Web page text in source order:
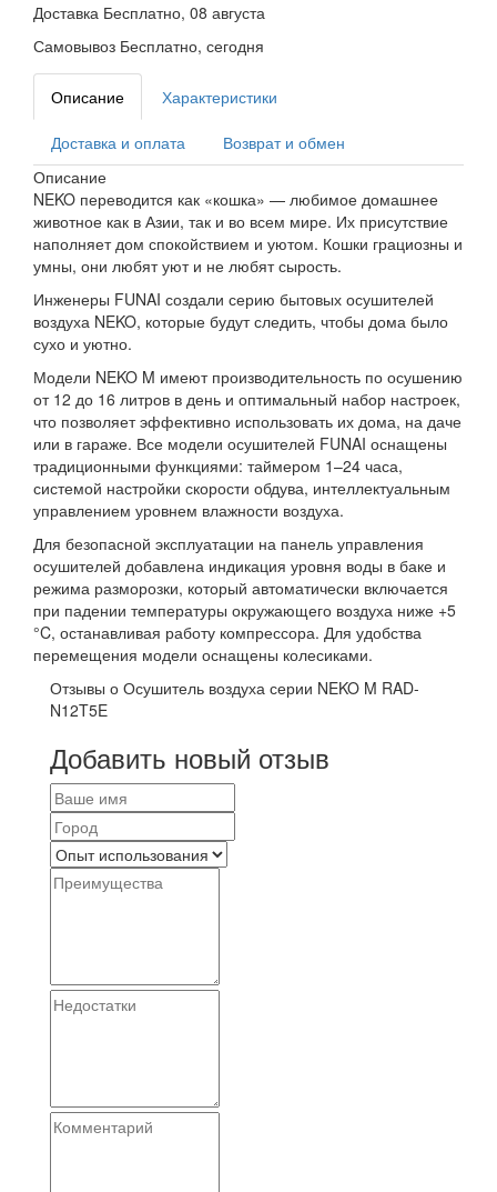
Доставка Бесплатно, 08 августа
Самовывоз Бесплатно, сегодня
Описание Характеристики
Доставка и оплата
Возврат и обмен
Описание
NEKO переводится как «кошка» — любимое домашнее
животное как в Азии, так и во всем мире. Их присутствие
наполняет дом спокойствием и уютом. Кошки грациозны и
умны, они любят уют и не любят сырость.
Инженеры FUNAI создали серию бытовых осушителей
воздуха NEKO, которые будут следить, чтобы дома было
сухо и уютно.
Модели NEKO M имеют производительность по осушению
от 12 до 16 литров в день и оптимальный набор настроек,
что позволяет эффективно использовать их дома, на даче
или в гараже. Все модели осушителей FUNAI оснащены
традиционными функциями: таймером 1–24 часа,
системой настройки скорости обдува, интеллектуальным
управлением уровнем влажности воздуха.
Для безопасной эксплуатации на панель управления
осушителей добавлена индикация уровня воды в баке и
режима разморозки, который автоматически включается
при падении температуры окружающего воздуха ниже +5
°C, останавливая работу компрессора. Для удобства
перемещения модели оснащены колесиками.
Отзывы о Осушитель воздуха серии NEKO M RAD-
N12T5E
Добавить новый отзыв